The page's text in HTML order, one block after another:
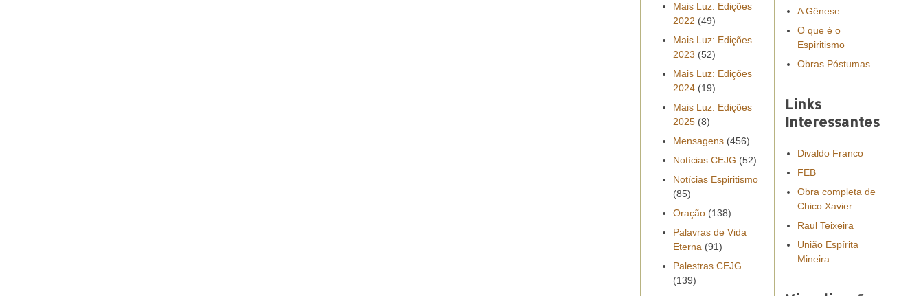
Mais Luz: Edições
2022 (49)
Mais Luz: Edições
2023 (52)
Mais Luz: Edições
2024 (19)
Mais Luz: Edições
2025 (8)
Mensagens (456)
Notícias CEJG (52)
Notícias Espiritismo
(85)
Oração (138)
Palavras de Vida
Eterna (91)
Palestras CEJG
(139)
A Gênese
O que é o
Espiritismo
Obras Póstumas
Links
Interessantes
Divaldo Franco
FEB
Obra completa de
Chico Xavier
Raul Teixeira
União Espírita
Mineira